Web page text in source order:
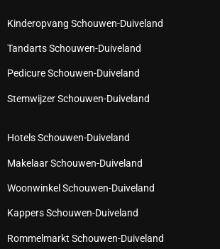
Kinderopvang Schouwen-Duiveland
Tandarts Schouwen-Duiveland
Pedicure Schouwen-Duiveland
Stemwijzer Schouwen-Duiveland
Hotels Schouwen-Duiveland
Makelaar Schouwen-Duiveland
Woonwinkel Schouwen-Duiveland
Kappers Schouwen-Duiveland
Rommelmarkt Schouwen-Duiveland